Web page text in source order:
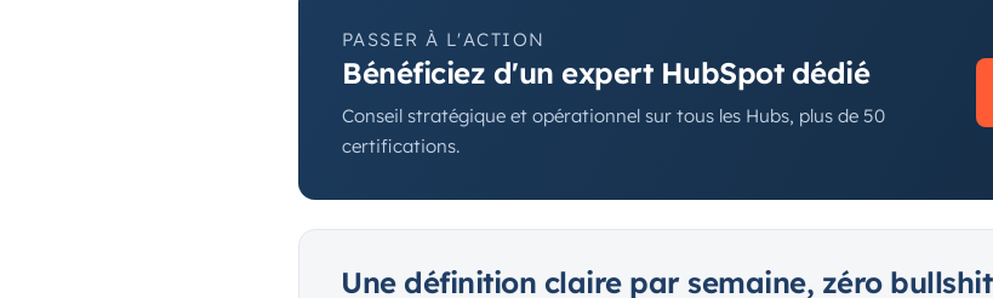
PASSER À L'ACTION
Bénéficiez d'un expert HubSpot dédié
Conseil stratégique et opérationnel sur tous les Hubs, plus de 50
certifications.
Une définition claire par semaine, zéro bullshit